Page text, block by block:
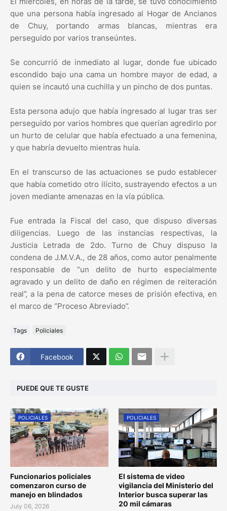
que una persona había ingresado al Hogar de Ancianos
de Chuy, portando armas blancas, mientras era
perseguido por varios transeúntes.
Se concurrió de inmediato al lugar, donde fue ubicado
escondido bajo una cama un hombre mayor de edad, a
quien se incautó una cuchilla y un pincho de dos puntas.
Esta persona adujo que había ingresado al lugar tras ser
perseguido por varios hombres que querían agredirlo por
un hurto de celular que había efectuado a una femenina,
y que habría devuelto mientras huía.
En el transcurso de las actuaciones se pudo establecer
que había cometido otro ilícito, sustrayendo efectos a un
joven mediante amenazas en la vía pública.
Fue entrada la Fiscal del caso, que dispuso diversas
diligencias. Luego de las instancias respectivas, la
Justicia Letrada de 2do. Turno de Chuy dispuso la
condena de J.M.V.A., de 28 años, como autor penalmente
responsable de “un delito de hurto especialmente
agravado y un delito de daño en régimen de reiteración
real”, a la pena de catorce meses de prisión efectiva, en
el marco de “Proceso Abreviado”.
Tags Policiales
Facebook
PUEDE QUE TE GUSTE
POLICIALES
Funcionarios policiales
comenzaron curso de
manejo en blindados
July 06, 2026
POLICIALES
El sistema de video
vigilancia del Ministerio del
Interior busca superar las
20 mil cámaras